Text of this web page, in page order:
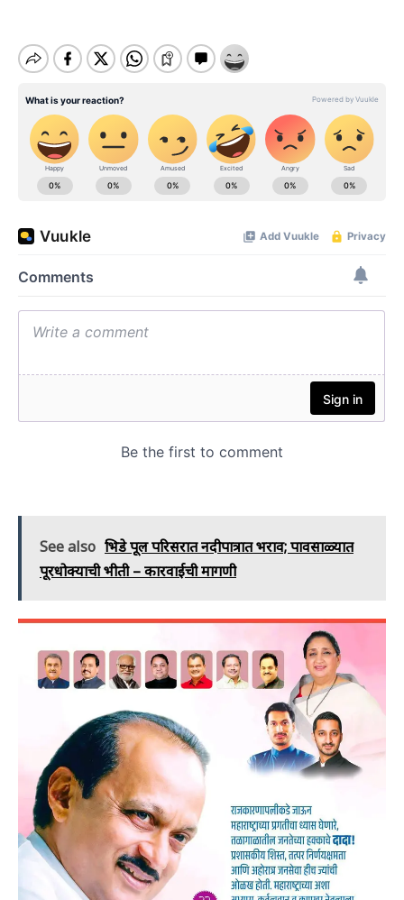
See also भिडे पूल परिसरात नदीपात्रात भराव; पावसाळ्यात
पूरधोक्याची भीती – कारवाईची मागणी